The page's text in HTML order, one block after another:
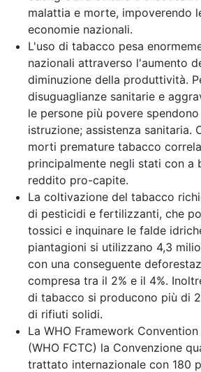
malattia e morte, impoverendo
economie nazionali.
L'uso di tabacco pesa
nazionali attraverso l'aumento
diminuzione della produttività.
disuguaglianze sanitarie e
le persone più povere
istruzione; assistenza sanitaria.
morti premature tabacco
principalmente negli stati con a
reddito pro-capite.
La coltivazione del tabacco
di pesticidi e fertilizzanti, che
tossici e inquinare le falde
piantagioni si utilizzano 4,3
con una conseguente
compresa tra il 2% e il 4%.
di tabacco si producono più di
di rifiuti solidi.
La WHO Framework
(WHO FCTC) la Convenzione
trattato internazionale con 180